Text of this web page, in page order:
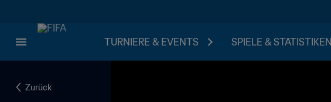
TURNIERE & EVENTS SPIELE & STATISTIKEN
Zurück